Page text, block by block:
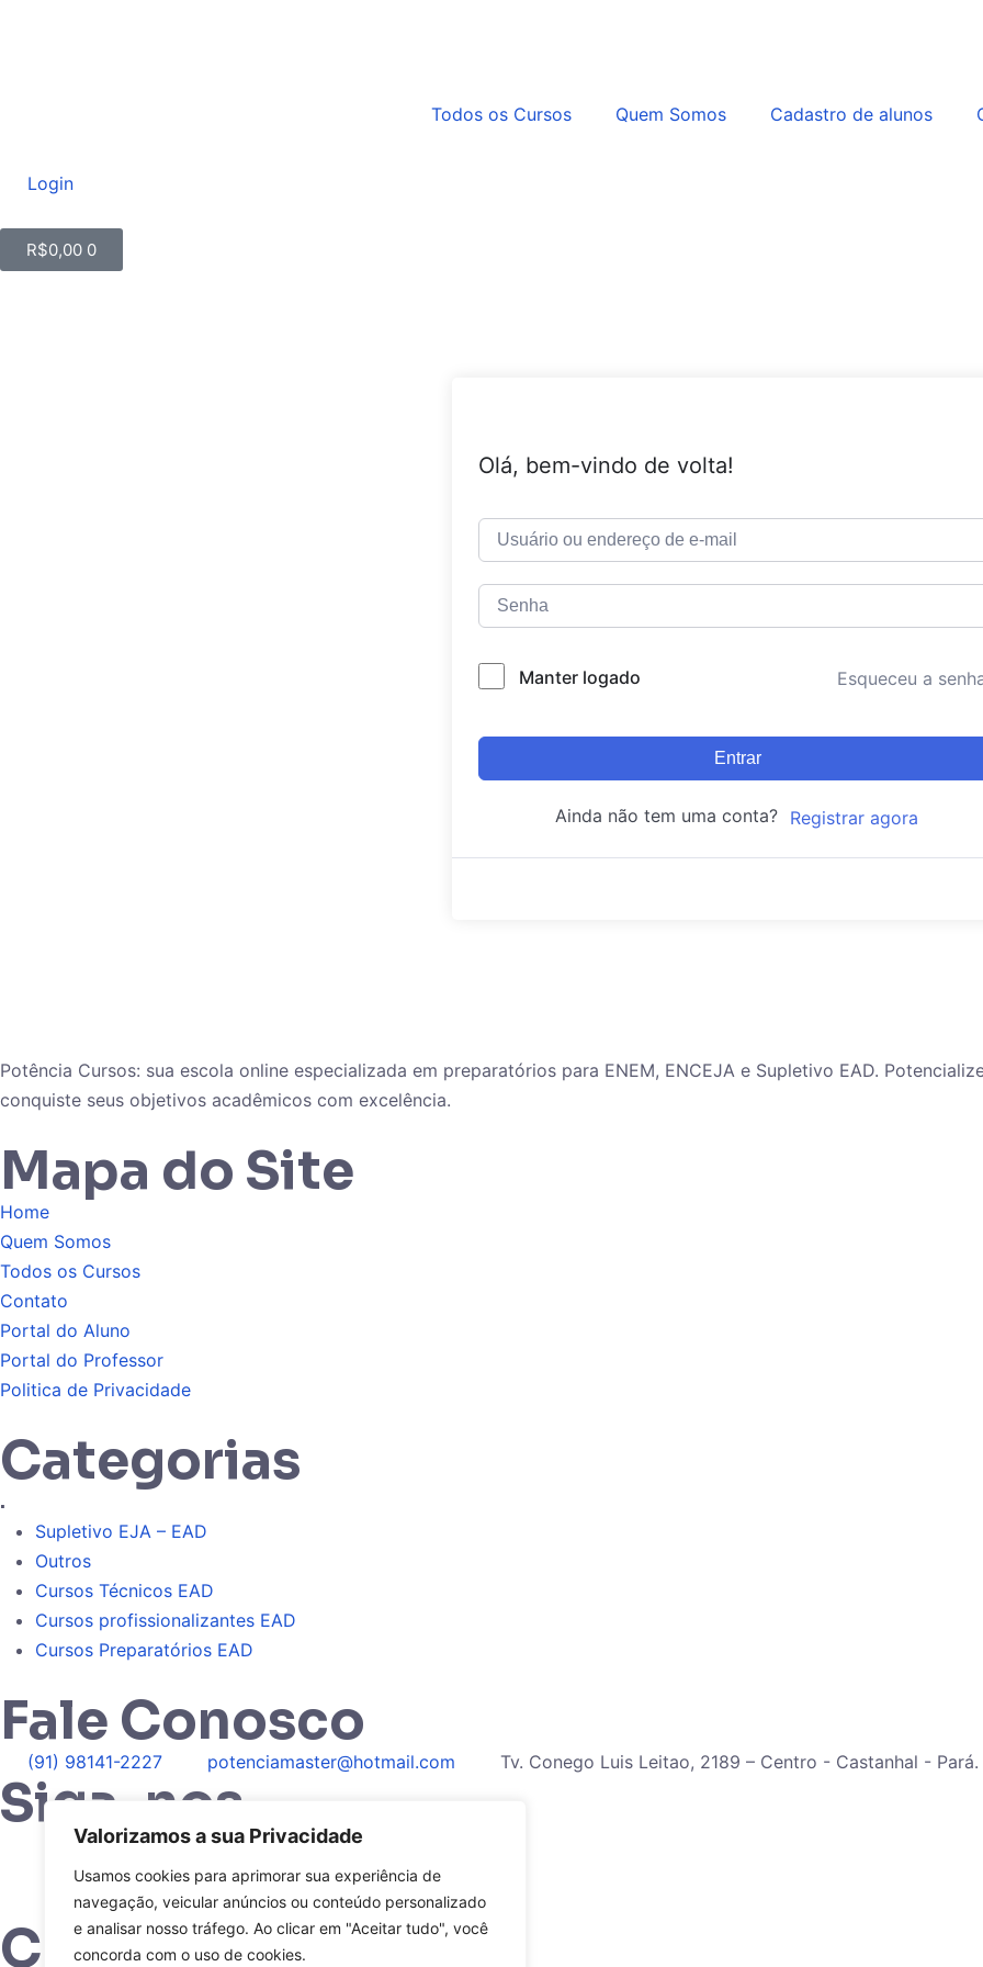
Valorizamos a sua Privacidade
Usamos cookies para aprimorar sua experiência de
navegação, veicular anúncios ou conteúdo personalizado
e analisar nosso tráfego. Ao clicar em "Aceitar tudo", você
concorda com o uso de cookies.
Todos os Cursos Quem Somos Cadastro de alunos
Login
R$0,00 0
Olá, bem-vindo de volta!
Manter logado Esqueceu a
Entrar
Ainda não tem uma conta? Registrar agora
Potência Cursos: sua escola online especializada em preparatórios para ENEM, ENCEJA e Supletivo EAD.
conquiste seus objetivos acadêmicos com excelência.
Mapa do Site
Home
Quem Somos
Todos os Cursos
Contato
Portal do Aluno
Portal do Professor
Politica de Privacidade
Categorias
.
Supletivo EJA – EAD
Outros
Cursos Técnicos EAD
Cursos profissionalizantes EAD
Cursos Preparatórios EAD
Fale Conosco
(91) 98141-2227 potenciamaster@hotmail.com Tv. Conego Luis Leitao, 2189 – Centro - Castanhal - Pará.
Siga-nos
Compra Segura